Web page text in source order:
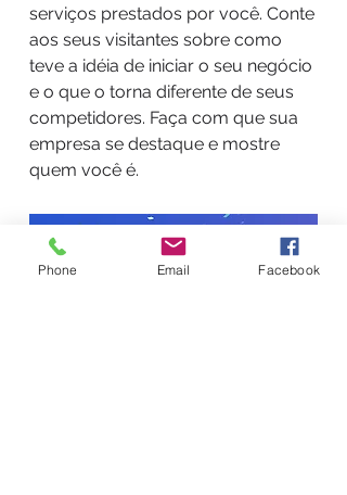
serviços prestados por você. Conte
aos seus visitantes sobre como
teve a idéia de iniciar o seu negócio
e o que o torna diferente de seus
competidores. Faça com que sua
empresa se destaque e mostre
quem você é.
Phone Email Facebook